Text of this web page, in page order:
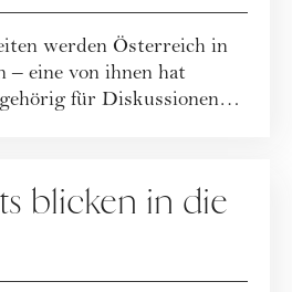
werden Österreich in
– eine von ihnen hat
für Diskussionen
blicken in die